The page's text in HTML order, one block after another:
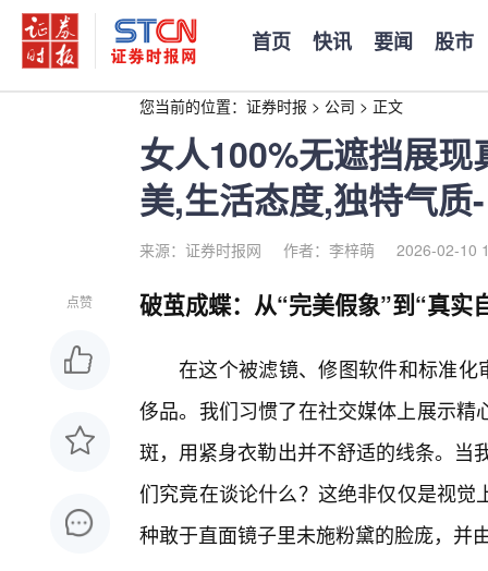
首页 快讯 要闻 股市
您当前的位置： 证券时报 > 公司 > 正文
女人100%无遮挡展
美,生活态度,独特气质-
来源：证券时报网 作者：李梓萌 2026-02-10
点赞 破茧成蝶：从“完美假象”到“真实
在这个被滤镜、修图软件和标准化
侈品。我们习惯了在社交媒体上展示
斑，用紧身衣勒出并不舒适的线条。当
们究竟在谈论什么？这绝非仅仅是视
种敢于直面镜子里未施粉黛的脸庞，并